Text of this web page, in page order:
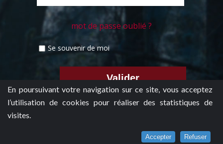
En poursuivant votre navigation sur ce site, vous acceptez
l’utilisation de cookies pour réaliser des statistiques de
visites.
Accepter Refuser
mot de passe oublié ?
Se souvenir de moi